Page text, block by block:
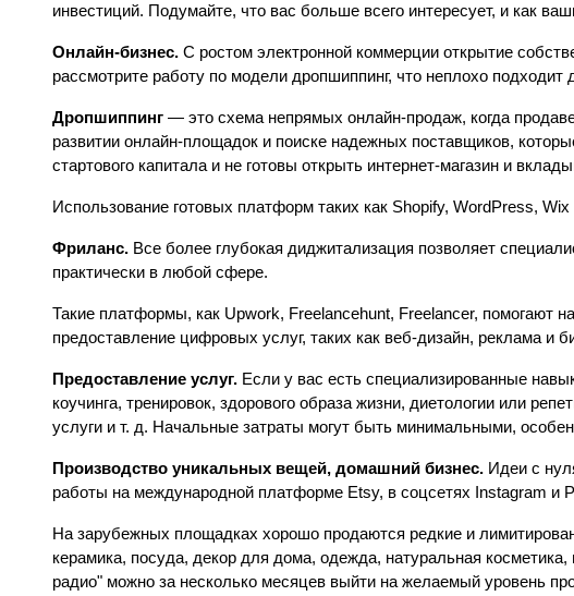
инвестиций. Подумайте, что вас больше всего интересует, и как
Онлайн-бизнес. С ростом электронной коммерции открытие
рассмотрите работу по модели дропшиппинг, что неплохо подходит
Дропшиппинг — это схема непрямых онлайн-продаж, когда
развитии онлайн-площадок и поиске надежных поставщиков,
стартового капитала и не готовы открыть интернет-магазин и
Использование готовых платформ таких как Shopify, WordPress,
Фриланс. Все более глубокая диджитализация позволяет
практически в любой сфере.
Такие платформы, как Upwork, Freelancehunt, Freelancer, помогают
предоставление цифровых услуг, таких как веб-дизайн, реклама и
Предоставление услуг. Если у вас есть специализированные
коучинга, тренировок, здорового образа жизни, диетологии или
услуги и т. д. Начальные затраты могут быть минимальными,
Производство уникальных вещей, домашний бизнес. Идеи с
работы на международной платформе Etsy, в соцсетях Instagram и
На зарубежных площадках хорошо продаются редкие и
керамика, посуда, декор для дома, одежда, натуральная
радио" можно за несколько месяцев выйти на желаемый уровень